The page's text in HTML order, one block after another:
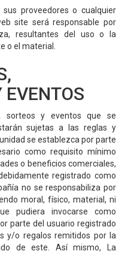
proveedores o cualquier
site será responsable por
resultantes del uso o la
o el material.
EVENTOS
sorteos y eventos que se
sujetas a las reglas y
se establezca por parte
como requisito mínimo
o beneficios comerciales,
registrado como
no se responsabiliza por
moral, físico, material, ni
pudiera invocarse como
parte del usuario registrado
y/o regalos remitidos por la
de este. Así mismo, La